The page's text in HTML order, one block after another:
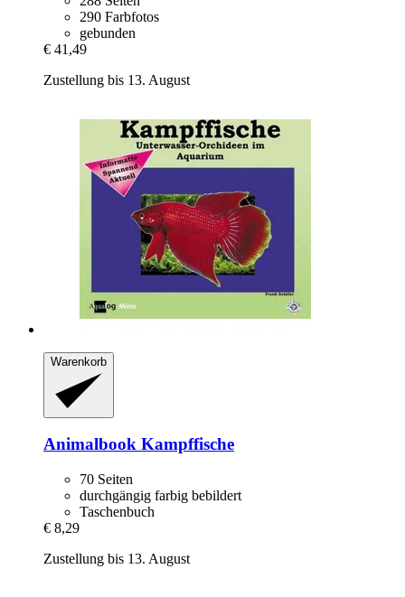
290 Farbfotos
gebunden
€ 41,49
Zustellung bis 13. August
Warenkorb
Animalbook Kampffische
70 Seiten
durchgängig farbig bebildert
Taschenbuch
€ 8,29
Zustellung bis 13. August